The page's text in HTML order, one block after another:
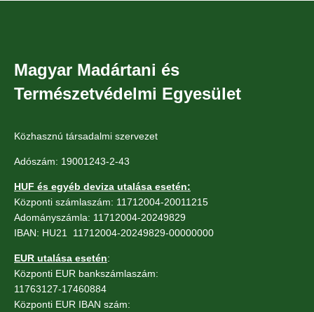
Magyar Madártani és
Természetvédelmi Egyesület
Közhasznú társadalmi szervezet
Adószám: 19001243-2-43
HUF és egyéb deviza utalása esetén:
Központi számlaszám: 11712004-20011215
Adományszámla: 11712004-20249829
IBAN: HU21 11712004-20249829-00000000
EUR utalása esetén:
Központi EUR bankszámlaszám:
11763127-17460884
Központi EUR IBAN szám: